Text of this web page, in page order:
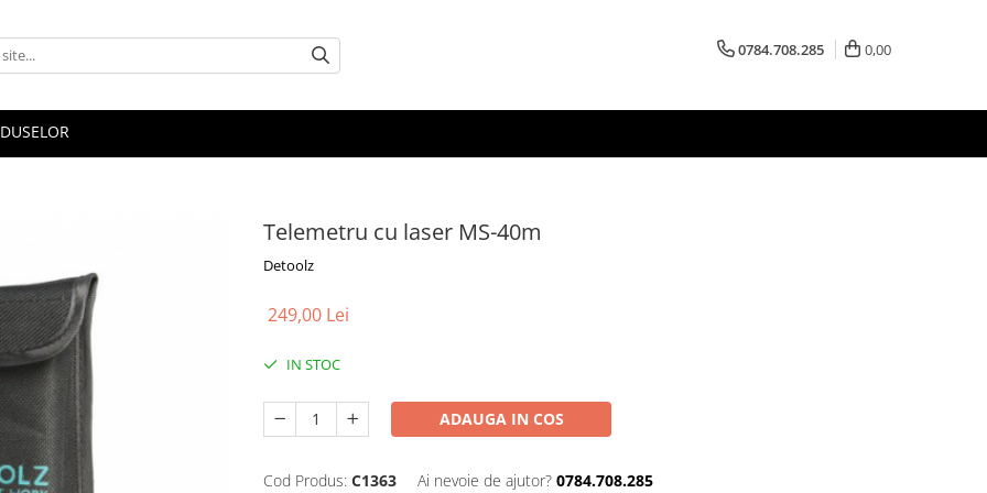
0784.708.285 0,00
Telemetru cu laser MS-40m
Detoolz
249,00 Lei
IN STOC
ADAUGA IN COS
Cod Produs: C1363 Ai nevoie de ajutor? 0784.708.285